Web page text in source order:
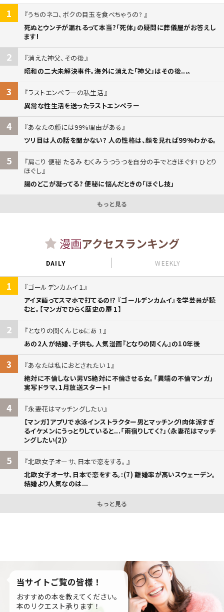
1
うちのネコ、ボクの目玉を食べちゃうの?
死ぬとウンチが漏れるって本当?「死体」の疑問に葬儀屋がお答えし
ます!
2
消えた神父、その後
昭和の二大未解決事件。海外に消えた「神父」はその後...。
3
ラストエンペラーの私生活
異常な性生活を送ったラストエンペラー
4
あなたの顔には99%理由がある
ツリ目は人の話を聞かない? 人の性格は、顔を見れば99%わかる。
5
肩こり 便秘 たるみ むくみ うつうつを自分の手でときほぐす! ひとり
ほぐし
腸のどこが凝ってる? 便秘に悩んだときの「ほぐし技」
もっと見る
漫画アクセスランキング
DAILY WEEKLY
1
ゴールデンカムイ 1
アイヌ語ってスマホで打てるの!? 『ゴールデンカムイ』を学芸員が読
むと。【マンガでひらく歴史の扉 1】
2
となりの関くん じゅにあ 1
あの2人が結婚、子供も。人気漫画『となりの関くん』の10年後
3
あなたは私におとされたい 1
絶対に不倫しない男VS絶対に不倫させる女。「異端の不倫マンガ」
実写ドラマ、1月放送スタート!
4
永妻花はマッチングしたい
【マンガ】アプリで水泳インストラクター男とマッチング!肉体派すぎ
るイケメンにうっとりしていると...「雨宿りしてく?」〈永妻花はマッチ
ングしたい(2)〉
5
北欧女子オーサ、日本で恋をする。
北欧女子オーサ、日本で恋をする。:(7) 離婚率が高いスウェーデン。
結婚より人気なのは...
もっと見る
当サイトご覧の皆様！
おすすめの本を教えてください。
本のリクエスト承ります！